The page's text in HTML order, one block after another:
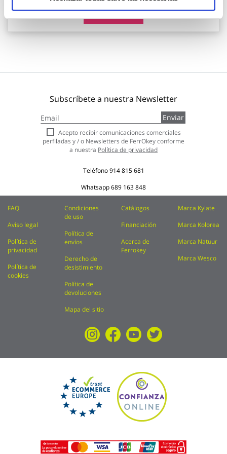
Subscríbete a nuestra Newsletter
a
nuestro
boletín
de
Enviar
Acepto recibir comunicaciones comerciales
perfiladas y / o Newsletters de FerrOkey conforme
a nuestra Política de privacidad
Teléfono914 815 681
Whatsapp689 163 848
FAQ
Aviso legal
Política de
privacidad
Política de
cookies
Condiciones
de uso
Política de
envíos
Derecho de
desistimiento
Política de
devoluciones
Mapa del sitio
Catálogos
Financiación
Acerca de
Ferrokey
Marca Kylate
Marca Kolorea
Marca Natuur
Marca Wesco